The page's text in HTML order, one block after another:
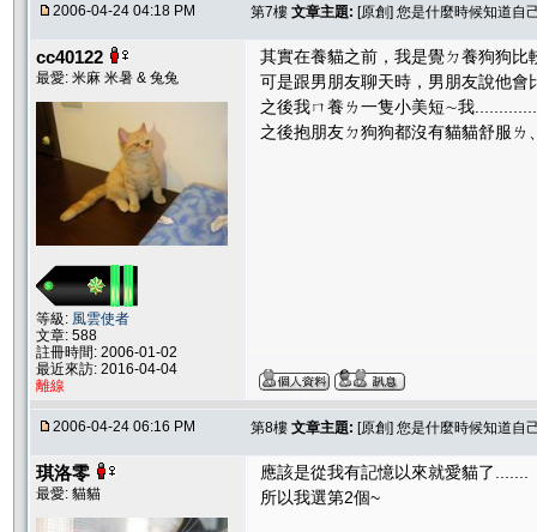
2006-04-24 04:18 PM 第7樓 文章主題: [原創] 您是什麼時候知道自
cc40122
最愛: 米麻 米暑 & 兔兔
等級: 風雲使者
文章: 588
註冊時間: 2006-01-02
最近來訪: 2016-04-04
離線
其實在養貓之前，我是覺ㄉ養狗狗比
可是跟男朋友聊天時，男朋友說他
之後我ㄇ養ㄌ一隻小美短∼我
之後抱朋友ㄉ狗狗都沒有貓貓舒服ㄌ
2006-04-24 06:16 PM 第8樓 文章主題: [原創] 您是什麼時候知道自
琪洛零
最愛: 貓貓
應該是從我有記憶以來就愛貓了.......
所以我選第2個~